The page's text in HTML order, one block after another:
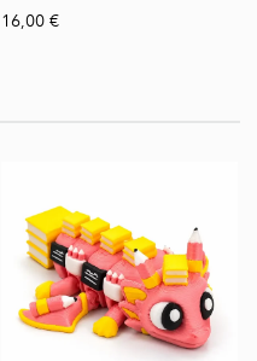
16,00 €